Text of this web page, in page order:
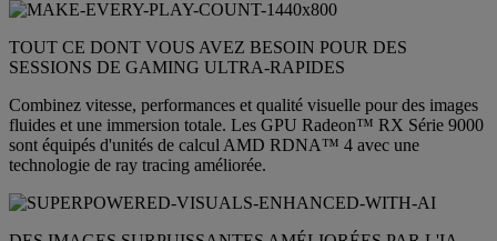
TOUT CE DONT VOUS AVEZ BESOIN POUR DES
SESSIONS DE GAMING ULTRA-RAPIDES
Combinez vitesse, performances et qualité visuelle pour des images
fluides et une immersion totale. Les GPU Radeon™ RX Série 9000
sont équipés d'unités de calcul AMD RDNA™ 4 avec une
technologie de ray tracing améliorée.